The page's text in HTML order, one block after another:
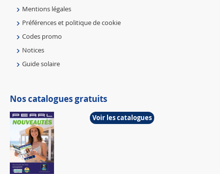
Mentions légales
Préférences et politique de cookie
Codes promo
Notices
Guide solaire
Nos catalogues gratuits
Voir les catalogues